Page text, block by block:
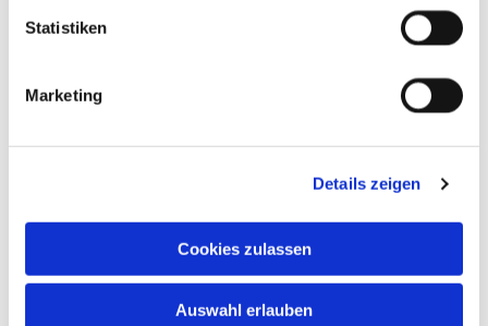
Statistiken
Marketing
Details zeigen
Cookies zulassen
Auswahl erlauben